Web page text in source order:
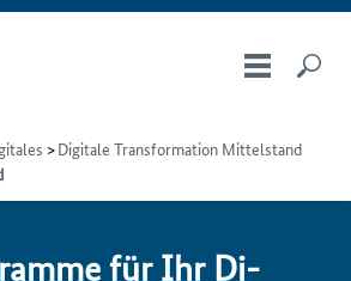
Digitale Transformation Mittelstand
für Ihr Di­